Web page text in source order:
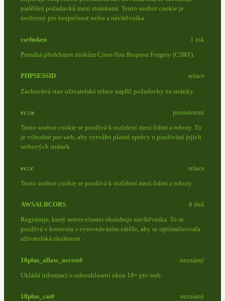
padělání požadavků mezi stránkami. Tento soubor cookie je
nezbytný pro bezpečnost webu a návštěvníka.
csrftoken
Pomáhá předcházet útokům Cross-Site Request Forgery (CSRF).
1 rok
PHPSESSID
Zachovává stav uživatelské relace napříč požadavky na stránky.
relace
rc::a
Tento soubor cookie se používá k rozlišení mezi lidmi a roboty. To
je výhodné pro web, aby vytvářet platné zprávy o používání jejich
webových stránek.
persistentní
rc::c
Tento soubor cookie se používá k rozlišení mezi lidmi a roboty.
relace
AWSALBCORS
Registruje, který server-cluster obsluhuje návštěvníka. To se
používá v kontextu s vyrovnáváním zátěže, aby se optimalizovala
uživatelská zkušenost.
6 dnů
18plus_allow_access#
Ukládá informaci o odsouhlasení okna 18+ pro web.
neznámý
18plus_cat# neznámý